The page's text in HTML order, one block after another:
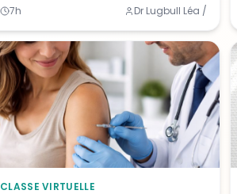
7h Dr Lugbull Léa /
CLASSE VIRTUELLE